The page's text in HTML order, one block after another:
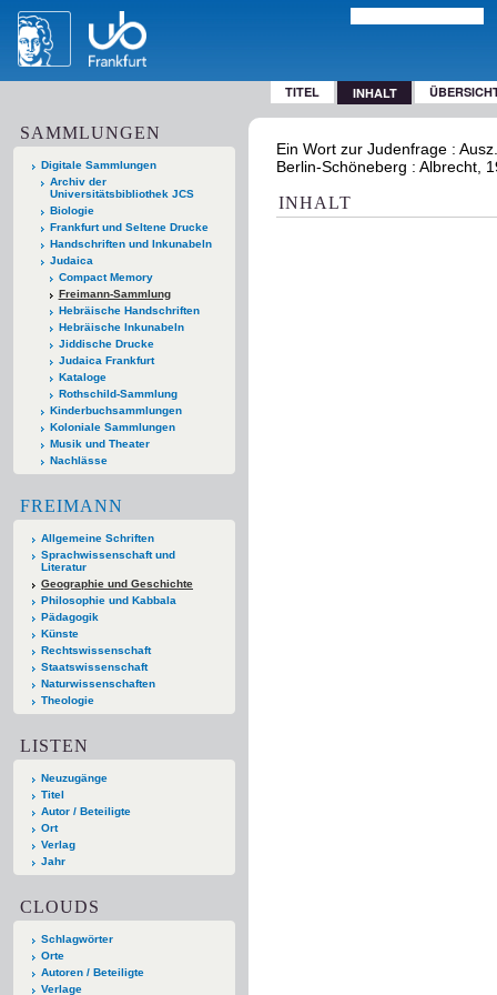
TITEL INHALT
SAMMLUNGEN
Digitale Sammlungen
Archiv der
Universitätsbibliothek JCS
Biologie
Frankfurt und Seltene Drucke
Handschriften und Inkunabeln
Judaica
Compact Memory
Freimann-Sammlung
Hebräische Handschriften
Hebräische Inkunabeln
Jiddische Drucke
Judaica Frankfurt
Kataloge
Rothschild-Sammlung
Kinderbuchsammlungen
Koloniale Sammlungen
Musik und Theater
Nachlässe
FREIMANN
Allgemeine Schriften
Sprachwissenschaft und
Literatur
Geographie und Geschichte
Philosophie und Kabbala
Pädagogik
Künste
Rechtswissenschaft
Staatswissenschaft
Naturwissenschaften
Theologie
LISTEN
Neuzugänge
Titel
Autor / Beteiligte
Ort
Verlag
Jahr
CLOUDS
Schlagwörter
Orte
Autoren / Beteiligte
Verlage
Ein Wort zur Judenfrage :
Berlin-Schöneberg : Albrecht,
INHALT